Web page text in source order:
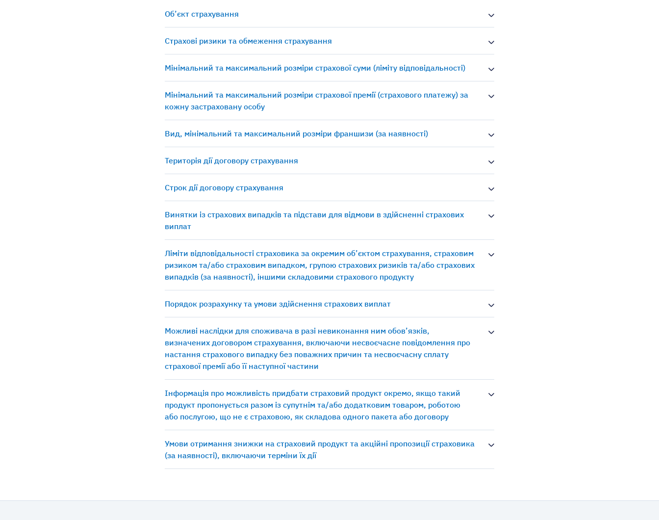
Об’єкт страхування
Страхові ризики та обмеження страхування
Мінімальний та максимальний розміри страхової суми (ліміту відповідальності)
Мінімальний та максимальний розміри страхової премії (страхового платежу) за
кожну застраховану особу
Вид, мінімальний та максимальний розміри франшизи (за наявності)
Територія дії договору страхування
Строк дії договору страхування
Винятки із страхових випадків та підстави для відмови в здійсненні страхових
виплат
Ліміти відповідальності страховика за окремим об’єктом страхування, страховим
ризиком та/або страховим випадком, групою страхових ризиків та/або страхових
випадків (за наявності), іншими складовими страхового продукту
Порядок розрахунку та умови здійснення страхових виплат
Можливі наслідки для споживача в разі невиконання ним обов’язків,
визначених договором страхування, включаючи несвоєчасне повідомлення про
настання страхового випадку без поважних причин та несвоєчасну сплату
страхової премії або її наступної частини
Інформація про можливість придбати страховий продукт окремо, якщо такий
продукт пропонується разом із супутнім та/або додатковим товаром, роботою
або послугою, що не є страховою, як складова одного пакета або договору
Умови отримання знижки на страховий продукт та акційні пропозиції страховика
(за наявності), включаючи терміни їх дії